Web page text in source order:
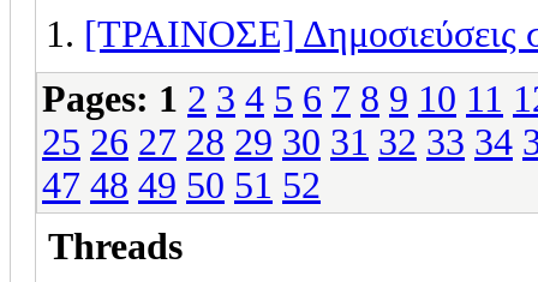
[ΤΡΑΙΝΟΣΕ] Δημοσιεύσεις
Pages: 1 2 3 4 5 6 7 8 9 10 11
25 26 27 28 29 30 31 32 33 34
47 48 49 50 51 52
Threads